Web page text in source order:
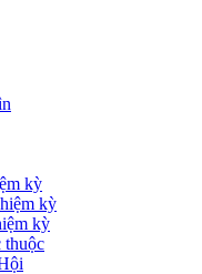
kỳ
kỳ
kỳ
thuộc